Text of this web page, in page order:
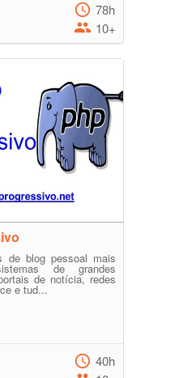
78h
10+
de blog pessoal mais
de grandes
de notícia, redes
e tud...
40h